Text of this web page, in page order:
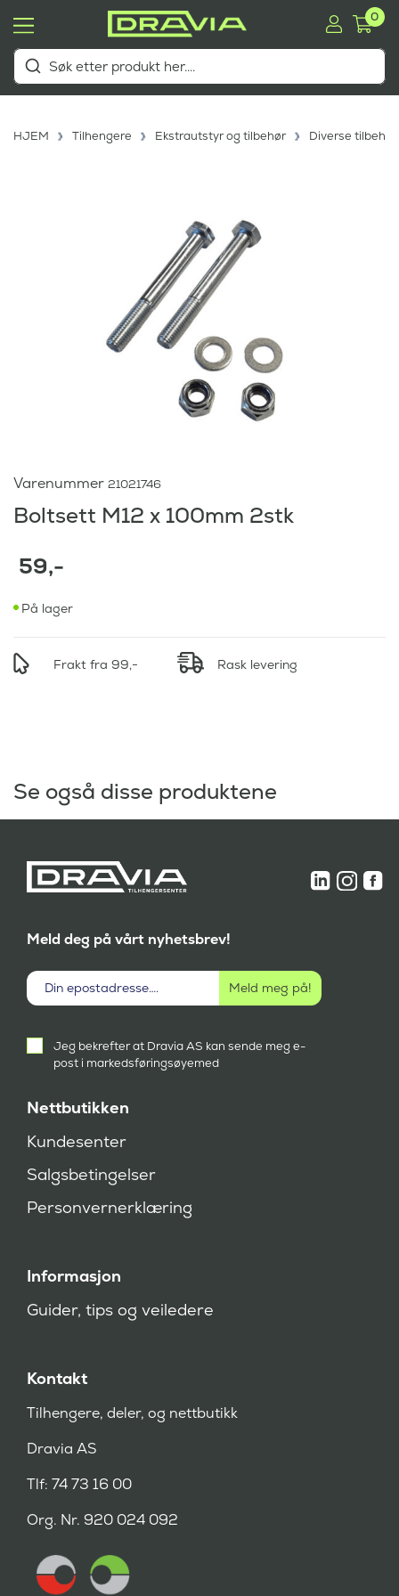
0
HJEM Tilhengere Ekstrautstyr og tilbehør Diverse tilbehør
Varenummer 21021746
Boltsett M12 x 100mm 2stk
59,-
På lager
Frakt fra 99,- Rask levering
Se også disse produktene
Nettbutikken
Kundesenter
Salgsbetingelser
Personvernerklæring
Informasjon
Guider, tips og veiledere
Meld deg på vårt nyhetsbrev!
samtykke
k
e
d
Jeg bekrefter at Dravia AS kan sende meg e-
post i markedsføringsøyemed
Kontakt
Tilhengere, deler, og nettbutikk
Dravia AS
Tlf: 74 73 16 00
Org. Nr. 920 024 092